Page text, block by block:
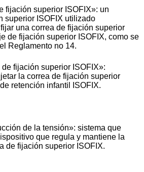
fijación superior ISOFIX»: un
superior ISOFIX utilizado
una correa de fijación superior
de fijación superior ISOFIX, como se
Reglamento no 14.
fijación superior ISOFIX»:
la correa de fijación superior
retención infantil ISOFIX.
de la tensión»: sistema que
que regula y mantiene la
de fijación superior ISOFIX.